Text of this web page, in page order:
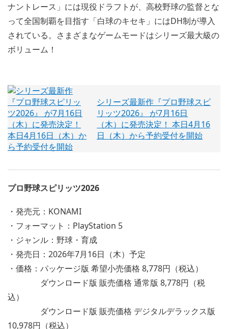
ナントレース」には現役ドラフトが、高校野球の監督とな
って全国制覇を目指す「白球のキセキ」にはDH制が導入
されている。さまざまなゲームモードはシリーズ最大級の
ボリューム！
シリーズ最新作『プロ野球スピ
リッツ2026』 が7月16日
（木）に発売決定！ 本日4月16
日（木）から予約受付を開始
プロ野球スピリッツ2026
・発売元：KONAMI
・フォーマット：PlayStation 5
・ジャンル：野球・育成
・発売日：2026年7月16日（木）予定
・価格：パッケージ版 希望小売価格 8,778円（税込）
ダウンロード版 販売価格 通常版 8,778円（税
込）
ダウンロード版 販売価格 デジタルデラックス版
10,978円（税込）